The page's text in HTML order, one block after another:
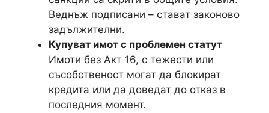
Веднъж подписани – стават законово
задължителни.
Купуват имот с проблемен статут
Имоти без Акт 16, с тежести или
съсобственост могат да блокират
кредита или да доведат до отказ в
последния момент.